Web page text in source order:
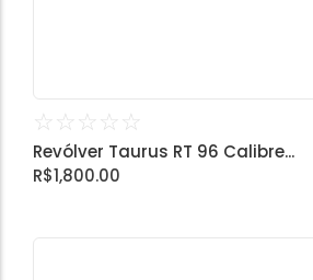
☆ ☆ ☆ ☆ ☆
Revólver Taurus RT 96 Calibre...
R$1,800.00